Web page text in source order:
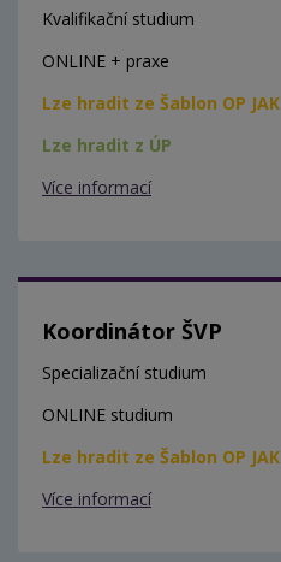
Kvalifikační studium
ONLINE + praxe
Lze hradit ze Šablon OP JAK
Lze hradit z ÚP
Více informací
Koordinátor ŠVP
Specializační studium
ONLINE studium
Lze hradit ze Šablon OP JAK
Více informací